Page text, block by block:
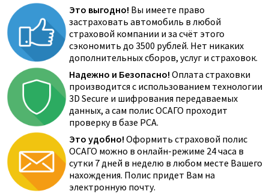
Это выгодно! Вы имеете право
застраховать автомобиль в любой
страховой компании и за счёт этого
сэкономить до 3500 рублей. Нет никаких
дополнительных сборов, услуг и страховок.
Надежно и Безопасно! Оплата страховки
производится с использованием технологии
3D Secure и шифрования передаваемых
данных, а сам полис ОСАГО проходит
проверку в базе РСА.
Это удобно! Оформить страховой полис
ОСАГО можно в онлайн-режиме 24 часа в
сутки 7 дней в неделю в любом месте Вашего
нахождения. Полис придет Вам на
электронную почту.